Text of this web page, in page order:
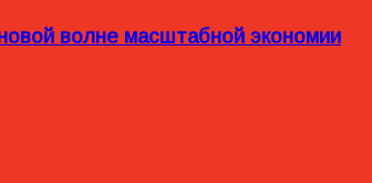
волне масштабной экономии